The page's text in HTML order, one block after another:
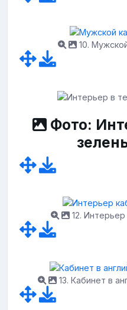
10.
Фото:
12. Интерьер
13. Кабинет в